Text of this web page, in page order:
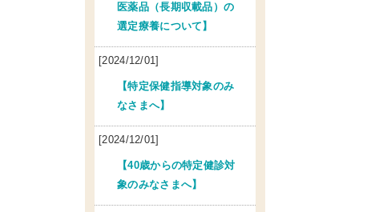
医薬品（長期収載品）の
選定療養について】
[2024/12/01]
【特定保健指導対象のみ
なさまへ】
[2024/12/01]
【40歳からの特定健診対
象のみなさまへ】